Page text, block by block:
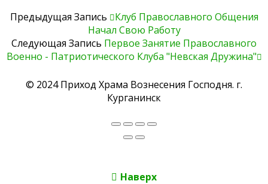
Предыдущая Запись
Клуб Православного Общения
Начал Свою Работу
Следующая Запись Первое Занятие Православного
Военно - Патриотического Клуба "Невская Дружина"
© 2024 Приход Храма Вознесения Господня. г.
Курганинск
Наверх